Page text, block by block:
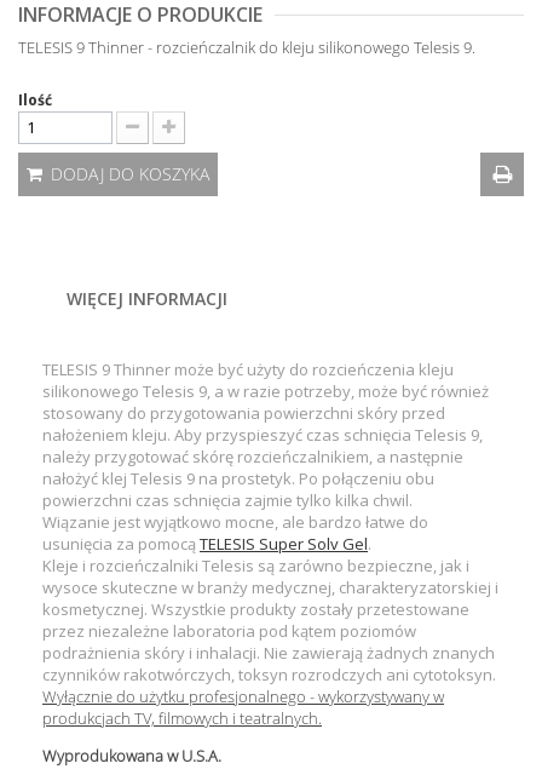
INFORMACJE O PRODUKCIE
TELESIS 9 Thinner - rozcieńczalnik do kleju silikonowego Telesis 9.
Ilość
DODAJ DO KOSZYKA
WIĘCEJ INFORMACJI
TELESIS 9 Thinner może być użyty do rozcieńczenia kleju
silikonowego Telesis 9, a w razie potrzeby, może być również
stosowany do przygotowania powierzchni skóry przed
nałożeniem kleju. Aby przyspieszyć czas schnięcia Telesis 9,
należy przygotować skórę rozcieńczalnikiem, a następnie
nałożyć klej Telesis 9 na prostetyk. Po połączeniu obu
powierzchni czas schnięcia zajmie tylko kilka chwil.
Wiązanie jest wyjątkowo mocne, ale bardzo łatwe do
usunięcia za pomocą TELESIS Super Solv Gel.
Kleje i rozcieńczalniki Telesis są zarówno bezpieczne, jak i
wysoce skuteczne w branży medycznej, charakteryzatorskiej i
kosmetycznej. Wszystkie produkty zostały przetestowane
przez niezależne laboratoria pod kątem poziomów
podrażnienia skóry i inhalacji. Nie zawierają żadnych znanych
czynników rakotwórczych, toksyn rozrodczych ani cytotoksyn.
Wyłącznie do użytku profesjonalnego - wykorzystywany w
produkcjach TV, filmowych i teatralnych.
Wyprodukowana w U.S.A.